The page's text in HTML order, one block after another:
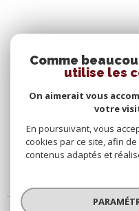
Comme
utilise les
On aimerait vous
votre
En poursuivant, vous
cookies par ce site, afin
contenus adaptés et